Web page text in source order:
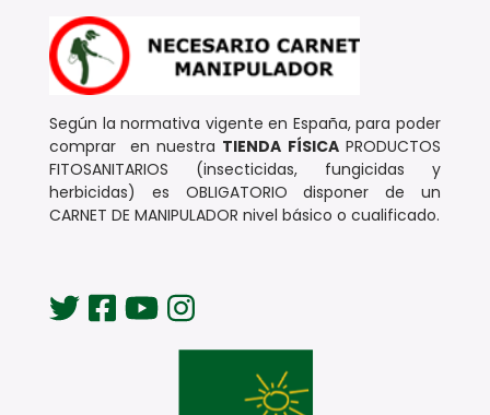
Según la normativa vigente en España, para poder
comprar en nuestra TIENDA FÍSICAPRODUCTOS
FITOSANITARIOS (insecticidas, fungicidas y
herbicidas) es OBLIGATORIO disponer de un
CARNET DE MANIPULADOR nivel básico o cualificado.